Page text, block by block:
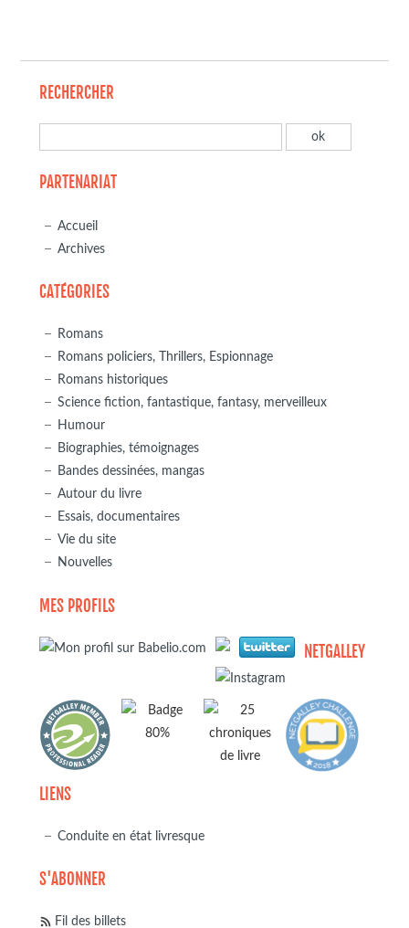
RECHERCHER
PARTENARIAT
Accueil
Archives
CATÉGORIES
Romans
Romans policiers, Thrillers, Espionnage
Romans historiques
Science fiction, fantastique, fantasy, merveilleux
Humour
Biographies, témoignages
Bandes dessinées, mangas
Autour du livre
Essais, documentaires
Vie du site
Nouvelles
MES PROFILS
NETGALLEY
LIENS
Conduite en état livresque
S'ABONNER
Fil des billets